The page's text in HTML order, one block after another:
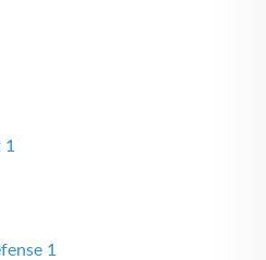
1